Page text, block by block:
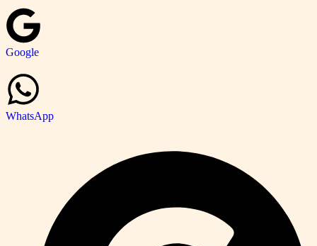
Google
WhatsApp